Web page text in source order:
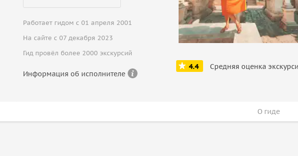
Работает гидом с 01 апреля 2001
На сайте с 07 декабря 2023
Гид провёл более 2000 экскурсий
Информация об исполнителе
4.4
О гиде